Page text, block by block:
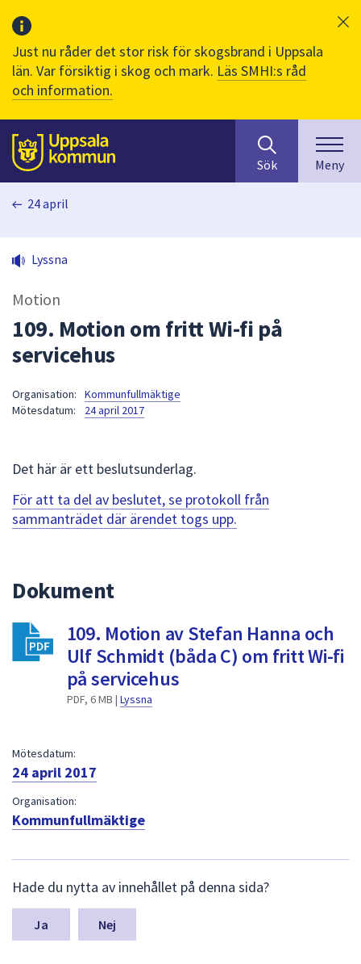
Just nu råder det stor risk för skogsbrand i Uppsala
län. Var försiktig i skog och mark. Läs SMHI:s råd
och information.
Till sidans
huvudinnehåll
efter
innehåll
på
sökfältet
kommer
för
att
navigera
för
att
välja
Sök Meny
24 april
Lyssna
Motion
109. Motion om fritt Wi-fi på
servicehus
Organisation:
Kommunfullmäktige
Mötesdatum:
24 april 2017
Det här är ett beslutsunderlag.
För att ta del av beslutet, se protokoll från
sammanträdet där ärendet togs upp.
Dokument
109. Motion av Stefan Hanna och
Ulf Schmidt (båda C) om fritt Wi-fi
på servicehus
PDF, 6 MB | Lyssna
Mötesdatum:
24 april 2017
Organisation:
Kommunfullmäktige
ä
m
a
Hade du nytta av innehållet på denna sida?
Nej